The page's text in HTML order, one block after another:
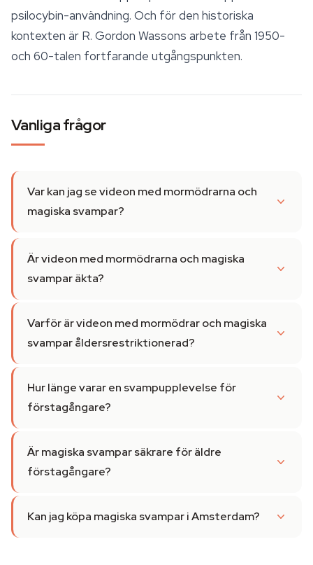
psilocybin-användning. Och för den historiska
kontexten är R. Gordon Wassons arbete från 1950-
och 60-talen fortfarande utgångspunkten.
Vanliga frågor
Var kan jag se videon med mormödrarna och
magiska svampar?
Är videon med mormödrarna och magiska
svampar äkta?
Varför är videon med mormödrar och magiska
svampar åldersrestriktionerad?
Hur länge varar en svampupplevelse för
förstagångare?
Är magiska svampar säkrare för äldre
förstagångare?
Kan jag köpa magiska svampar i Amsterdam?